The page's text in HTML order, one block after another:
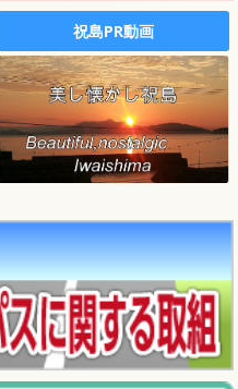
祝島PR動画